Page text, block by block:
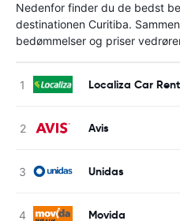
Nedenfor finder du de bedst
destinationen Curitiba.
bedømmelser og priser
Localiza Car
Avis
Unidas
Movida